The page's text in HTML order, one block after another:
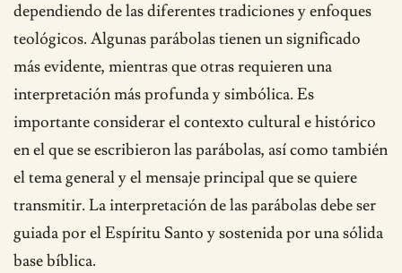
dependiendo de las diferentes tradiciones y enfoques
teológicos. Algunas parábolas tienen un significado
más evidente, mientras que otras requieren una
interpretación más profunda y simbólica. Es
importante considerar el contexto cultural e histórico
en el que se escribieron las parábolas, así como también
el tema general y el mensaje principal que se quiere
transmitir. La interpretación de las parábolas debe ser
guiada por el Espíritu Santo y sostenida por una sólida
base bíblica.